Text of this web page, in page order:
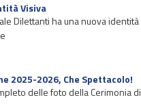
Visiva
Dilettanti ha una nuova identità
2025-2026, Che Spettacolo!
delle foto della Cerimonia di